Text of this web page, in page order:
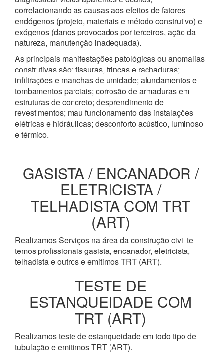
correlacionando as causas aos efeitos de fatores
endógenos (projeto, materiais e método construtivo) e
exógenos (danos provocados por terceiros, ação da
natureza, manutenção inadequada).
As principais manifestações patológicas ou anomalias
construtivas são: fissuras, trincas e rachaduras;
infiltrações e manchas de umidade; afundamentos e
tombamentos parciais; corrosão de armaduras em
estruturas de concreto; desprendimento de
revestimentos; mau funcionamento das instalações
elétricas e hidráulicas; desconforto acústico, luminoso
e térmico.
GASISTA / ENCANADOR /
ELETRICISTA /
TELHADISTA COM TRT
(ART)
Realizamos Serviços na área da construção civil te
temos profissionais gasista, encanador, eletricista,
telhadista e outros e emitimos TRT (ART).
TESTE DE
ESTANQUEIDADE COM
TRT (ART)
Realizamos teste de estanqueidade em todo tipo de
tubulação e emitimos TRT (ART).